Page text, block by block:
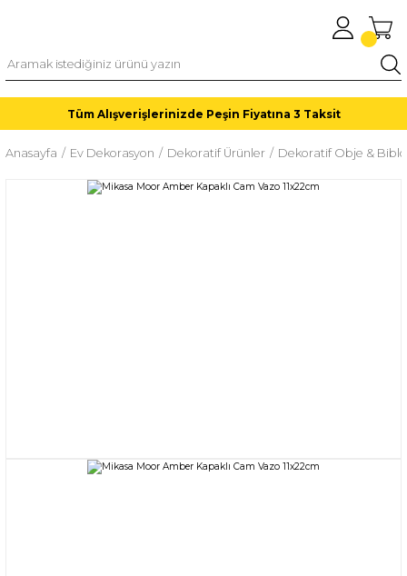
Tüm Alışverişlerinizde Peşin Fiyatına 3 Taksit
Anasayfa Ev Dekorasyon Dekoratif Ürünler Dekoratif Obje & Biblo